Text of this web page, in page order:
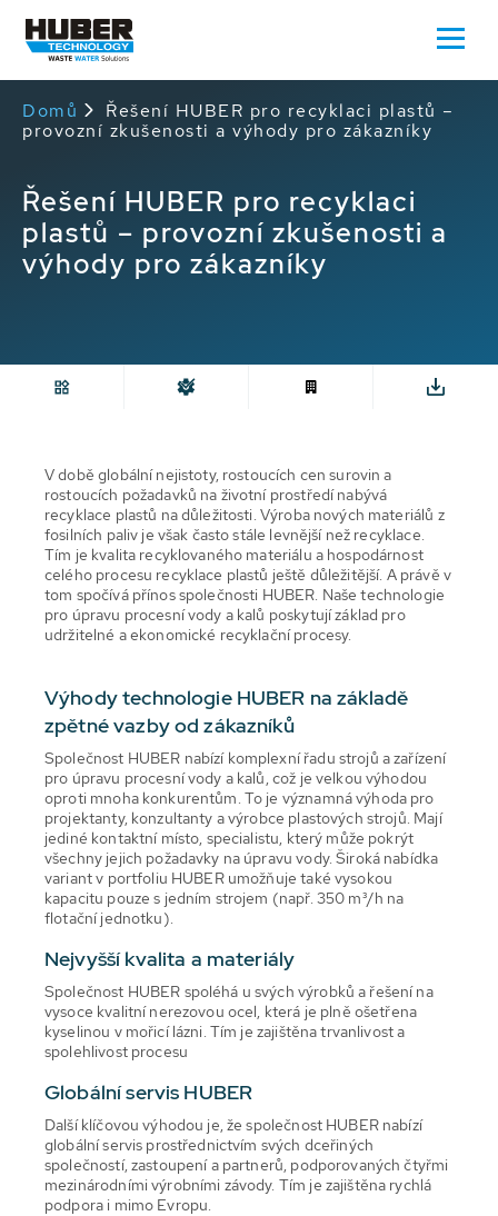
Domů
Řešení HUBER pro recyklaci plastů –
provozní zkušenosti a výhody pro zákazníky
Řešení HUBER pro recyklaci
plastů – provozní zkušenosti a
výhody pro zákazníky
V době globální nejistoty, rostoucích cen surovin a
rostoucích požadavků na životní prostředí nabývá
recyklace plastů na důležitosti. Výroba nových materiálů z
fosilních paliv je však často stále levnější než recyklace.
Tím je kvalita recyklovaného materiálu a hospodárnost
celého procesu recyklace plastů ještě důležitější. A právě v
tom spočívá přínos společnosti HUBER. Naše technologie
pro úpravu procesní vody a kalů poskytují základ pro
udržitelné a ekonomické recyklační procesy.
Výhody technologie HUBER na základě
zpětné vazby od zákazníků
Společnost HUBER nabízí komplexní řadu strojů a zařízení
pro úpravu procesní vody a kalů, což je velkou výhodou
oproti mnoha konkurentům. To je významná výhoda pro
projektanty, konzultanty a výrobce plastových strojů. Mají
jediné kontaktní místo, specialistu, který může pokrýt
všechny jejich požadavky na úpravu vody. Široká nabídka
variant v portfoliu HUBER umožňuje také vysokou
kapacitu pouze s jedním strojem (např. 350 m³/h na
flotační jednotku).
Nejvyšší kvalita a materiály
Společnost HUBER spoléhá u svých výrobků a řešení na
vysoce kvalitní nerezovou ocel, která je plně ošetřena
kyselinou v mořicí lázni. Tím je zajištěna trvanlivost a
spolehlivost procesu
Globální servis HUBER
Další klíčovou výhodou je, že společnost HUBER nabízí
globální servis prostřednictvím svých dceřiných
společností, zastoupení a partnerů, podporovaných čtyřmi
mezinárodními výrobními závody. Tím je zajištěna rychlá
podpora i mimo Evropu.